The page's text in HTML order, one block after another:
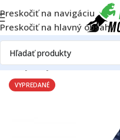
Preskočiť na navigáciu
Preskočiť na hlavný obsah
a výstroj - OFF ROAD
VYPREDANÉ